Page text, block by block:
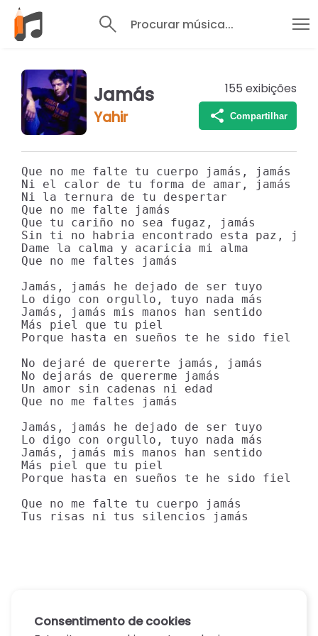
Procurar música...
Jamás
Yahir
155 exibições
Compartilhar
Que no me falte tu cuerpo jamás, jamás
Ni el calor de tu forma de amar, jamás
Ni la ternura de tu despertar
Que no me falte jamás
Que tu cariño no sea fugaz, jamás
Sin ti no habria encontrado esta paz,
Dame la calma y acaricia mi alma
Que no me faltes jamás
Jamás, jamás he dejado de ser tuyo
Lo digo con orgullo, tuyo nada más
Jamás, jamás mis manos han sentido
Más piel que tu piel
Porque hasta en sueños te he sido fiel
No dejaré de quererte jamás, jamás
No dejarás de quererme jamás
Un amor sin cadenas ni edad
Que no me faltes jamás
Jamás, jamás he dejado de ser tuyo
Lo digo con orgullo, tuyo nada más
Jamás, jamás mis manos han sentido
Más piel que tu piel
Porque hasta en sueños te he sido fiel
Que no me falte tu cuerpo jamás
Tus risas ni tus silencios jamás
Consentimento de cookies